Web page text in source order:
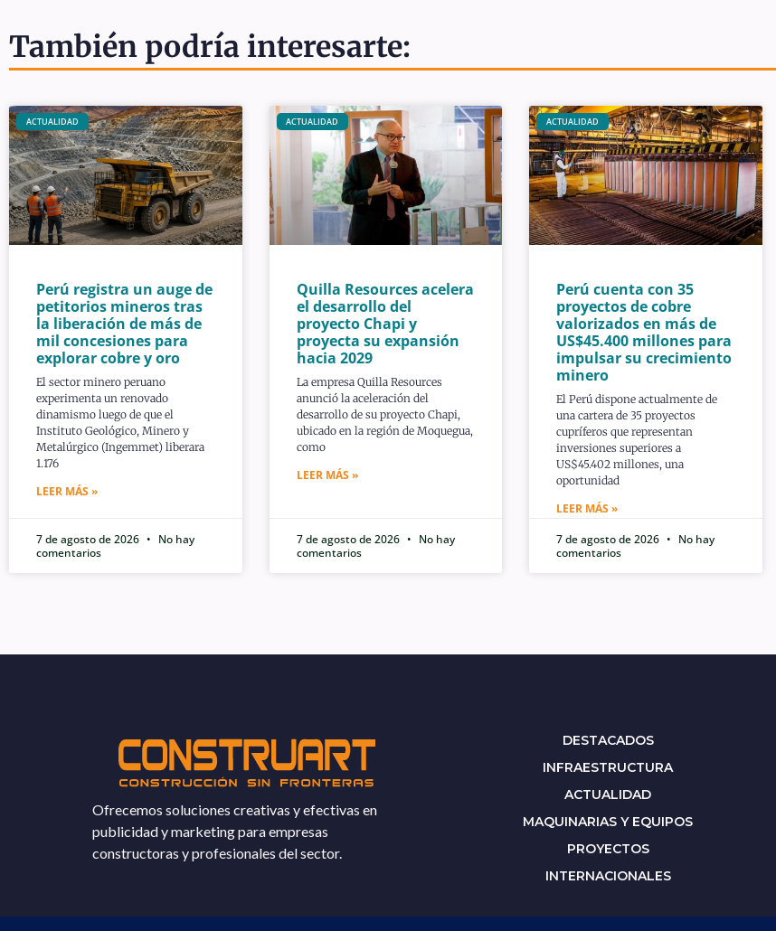
También podría interesarte:
ACTUALIDAD
Perú registra un auge de
petitorios mineros tras
la liberación de más de
mil concesiones para
explorar cobre y oro
El sector minero peruano
experimenta un renovado
dinamismo luego de que el
Instituto Geológico, Minero y
Metalúrgico (Ingemmet) liberara
1.176
LEER MÁS »
7 de agosto de 2026
No hay
comentarios
ACTUALIDAD
Quilla Resources acelera
el desarrollo del
proyecto Chapi y
proyecta su expansión
hacia 2029
La empresa Quilla Resources
anunció la aceleración del
desarrollo de su proyecto Chapi,
ubicado en la región de Moquegua,
como
LEER MÁS »
7 de agosto de 2026
No hay
comentarios
ACTUALIDAD
Perú cuenta con 35
proyectos de cobre
valorizados en más de
US$45.400 millones para
impulsar su crecimiento
minero
El Perú dispone actualmente de
una cartera de 35 proyectos
cupríferos que representan
inversiones superiores a
US$45.402 millones, una
oportunidad
LEER MÁS »
7 de agosto de 2026
No hay
comentarios
Ofrecemos soluciones creativas y efectivas en
publicidad y marketing para empresas
constructoras y profesionales del sector.
DESTACADOS
INFRAESTRUCTURA
ACTUALIDAD
MAQUINARIAS Y EQUIPOS
PROYECTOS
INTERNACIONALES